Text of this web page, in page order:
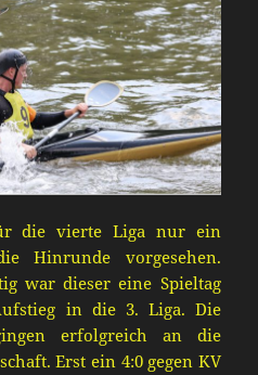
die vierte Liga nur ein
Hinrunde vorgesehen.
war dieser eine Spieltag
in die 3. Liga. Die
erfolgreich an die
Erst ein 4:0 gegen KV